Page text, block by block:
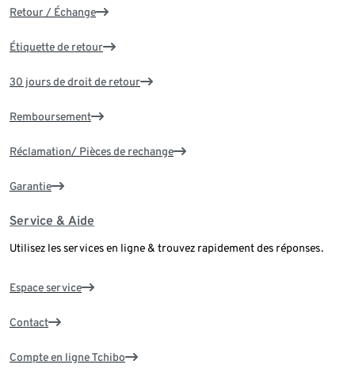
Retour / Échange
Étiquette de retour
30 jours de droit de retour
Remboursement
Réclamation/ Pièces de rechange
Garantie
Service & Aide
Utilisez les services en ligne & trouvez rapidement des réponses.
Espace service
Contact
Compte en ligne Tchibo